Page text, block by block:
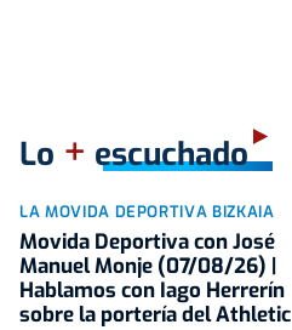
Lo + escuchado
LA MOVIDA DEPORTIVA BIZKAIA
Movida Deportiva con José
Manuel Monje (07/08/26) |
Hablamos con Iago Herrerín
sobre la portería del Athletic